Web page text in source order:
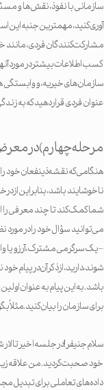
سازمانی با نفوذ، نقش‌ها و
آوری کنید، مهمترین جنبه
مشارکت‌کنندگان فردی، مانند
کسب اطلاعات بیشتر در مورد
سازمان‌های خیریه، و وابستگی
عنوان فردی قرار دهید که به
مرحله چهارم) در
هنگامی که نقشه ذینفعان خود را
ناخوشایند باشد، بنابراین
شما کمک کند تا چند معرفی را
می‌توانید سؤال خود را در
– یک سرگرمی مشترک، آرزو یا
شوند، دارید، از ذکر آن در
باشد. به این پیام به عنوان
برای سازمان را بیان
سلام جنیفر! در جلسه اخیر
خود صحبت کردید. من علاقه
داده‌های تعاملی برای تبدیل